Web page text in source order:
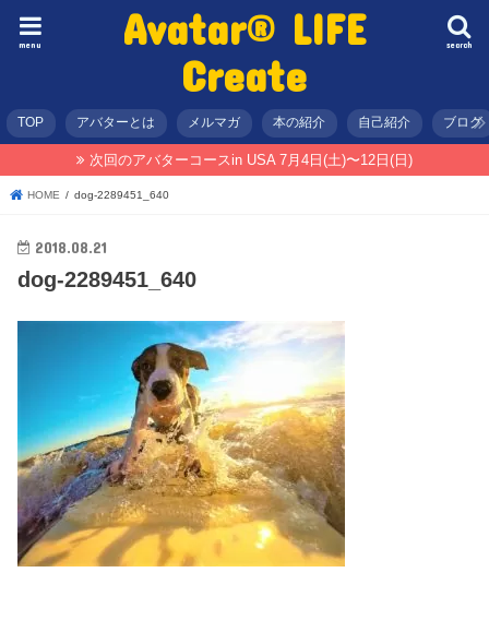
Avatar® LIFE
Create
search
menu
TOP アバターとは メルマガ 本の紹介 自己紹介 ブログ
次回のアバターコースin USA 7月4日(土)〜12日(日)
HOME dog-2289451_640
2018.08.21
dog-2289451_640